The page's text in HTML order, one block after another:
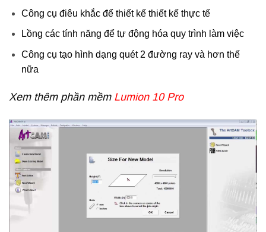
Công cụ điêu khắc để thiết kế thiết kế thực tế
Lồng các tính năng để tự động hóa quy trình làm việc
Công cụ tạo hình dạng quét 2 đường ray và hơn thế
nữa
Xem thêm phần mềm Lumion 10 Pro